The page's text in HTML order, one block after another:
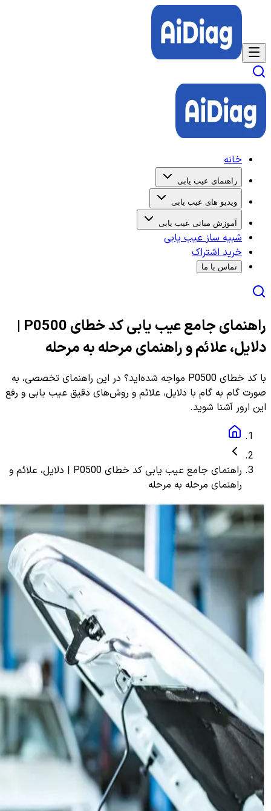
خانه
راهنمای عیب یابی
ویدیو های عیب یابی
آموزش مبانی عیب یابی
شبیه ساز عیب یابی
خرید اشتراک
تماس با ما
راهنمای جامع عیب یابی کد خطای P0500 |
دلایل، علائم و راهنمای مرحله به مرحله
با کد خطای P0500 مواجه شده‌اید؟ در این راهنمای تخصصی، به
صورت گام به گام با دلایل، علائم و روش‌های دقیق عیب یابی و رفع
این ارور آشنا شوید.
راهنمای جامع عیب یابی کد خطای P0500 | دلایل، علائم و
راهنمای مرحله به مرحله